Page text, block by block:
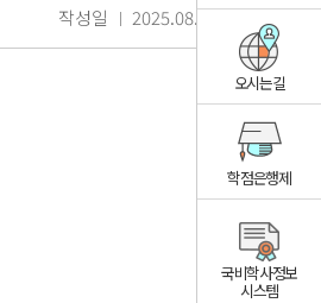
작성일 2025.08.27
오시는길
학점은행제
국비학사정보
시스템